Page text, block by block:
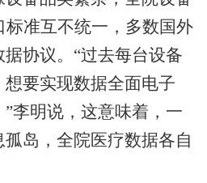
标准互不统一，多数国外
协议。“过去每台设备
要实现数据全面电子
李明说，这意味着，一
岛，全院医疗数据各自